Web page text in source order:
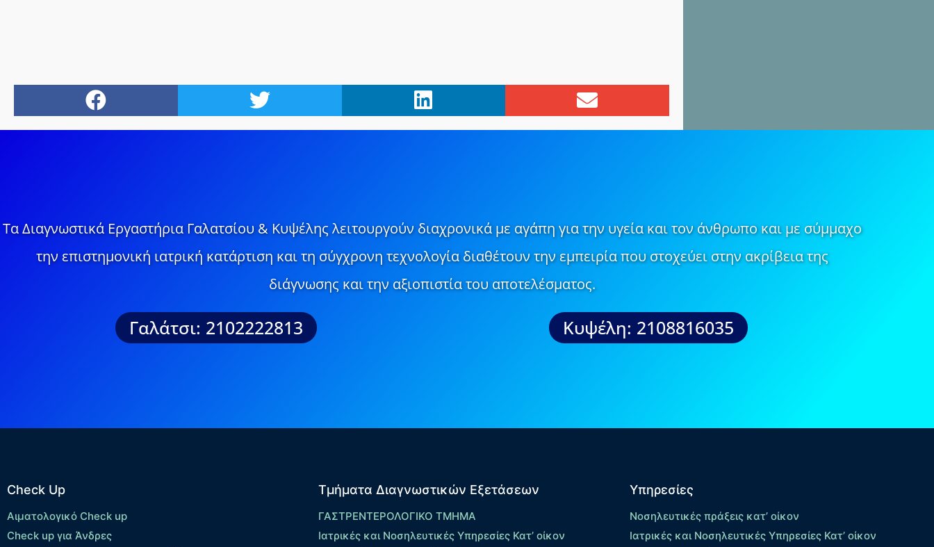
Τα Διαγνωστικά Εργαστήρια Γαλατσίου & Κυψέλης λειτουργούν διαχρονικά με αγάπη για την υγεία και τον άνθρωπο και με σύμμαχο
την επιστημονική ιατρική κατάρτιση και τη σύγχρονη τεχνολογία διαθέτουν την εμπειρία που στοχεύει στην ακρίβεια της
διάγνωσης και την αξιοπιστία του αποτελέσματος.
Γαλάτσι: 2102222813 Κυψέλη: 2108816035
Check Up
Αιματολογικό Check up
Check up για Άνδρες
Τμήματα Διαγνωστικών Εξετάσεων
ΓΑΣΤΡΕΝΤΕΡΟΛΟΓΙΚΟ ΤΜΗΜΑ
Ιατρικές και Νοσηλευτικές Υπηρεσίες Κατ’ οίκον
Υπηρεσίες
Νοσηλευτικές πράξεις κατ’ οίκον
Ιατρικές και Νοσηλευτικές Υπηρεσίες Κατ’ οίκον